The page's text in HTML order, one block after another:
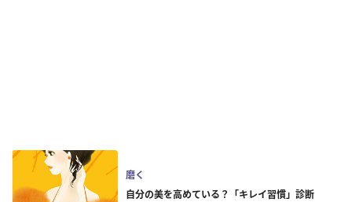
磨く
自分の美を高めている？「キレイ習慣」診断